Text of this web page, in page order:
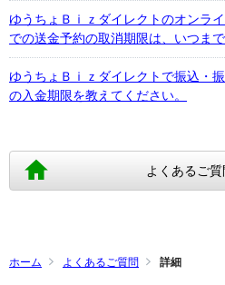
ゆうちょＢｉｚダイレクトのオンラ
での送金予約の取消期限は、いつまで
ゆうちょＢｉｚダイレクトで振込・
の入金期限を教えてください。
よくあるご
ホーム よくあるご質問 詳細